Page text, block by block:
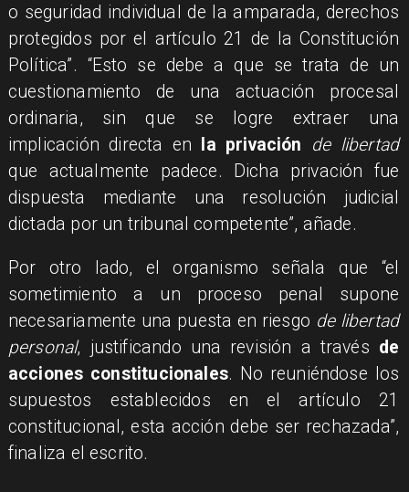
o seguridad individual de la amparada, derechos
protegidos por el artículo 21 de la Constitución
Política”. “Esto se debe a que se trata de un
cuestionamiento de una actuación procesal
ordinaria, sin que se logre extraer una
implicación directa en
la privación
de libertad
que actualmente padece. Dicha privación fue
dispuesta mediante una resolución judicial
dictada por un tribunal competente”, añade.
Por otro lado, el organismo señala que “el
sometimiento a un proceso penal supone
necesariamente una puesta en riesgo de libertad
personal, justificando una revisión a través de
acciones constitucionales. No reuniéndose los
supuestos establecidos en el artículo 21
constitucional, esta acción debe ser rechazada”,
finaliza el escrito.